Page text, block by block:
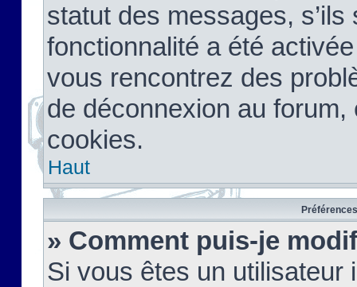
statut des messages,
fonctionnalité a été
vous rencontrez des
de déconnexion au
cookies.
Haut
» Comment puis-je
Si vous êtes un